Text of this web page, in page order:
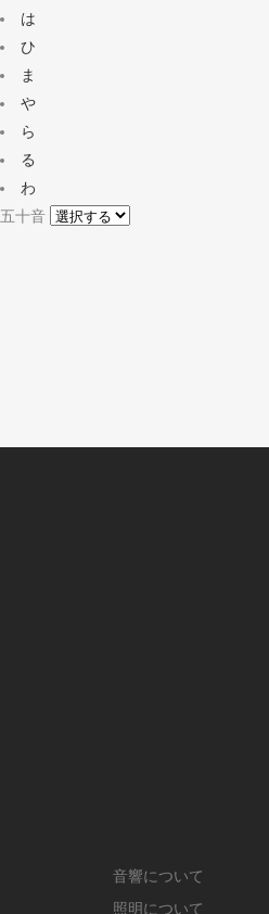
は
ひ
ま
や
ら
る
わ
五十音
音響について
照明について